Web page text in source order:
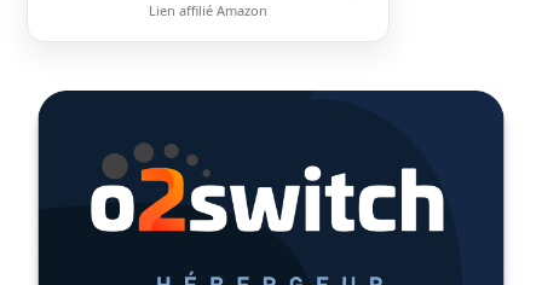
Lien affilié Amazon